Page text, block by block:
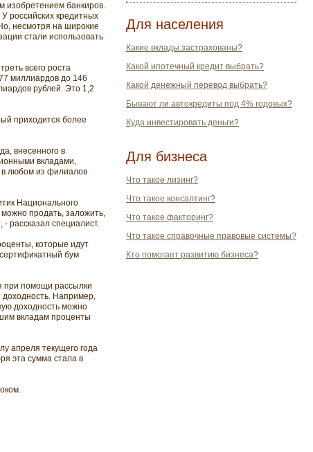
изобретением банкиров.
российских кредитных
несмотря на широкие
стали использовать
всего роста
миллиардов до 146
рублей. Это 1,2
приходится более
внесенного в
вкладами,
в любом из филиалов
Национального
продать, заложить,
рассказал специалист.
которые идут
бум
при помощи рассылки
доходность. Например,
доходность можно
вкладам проценты
апреля текущего года
эта сумма стала в
Для населения
Какие вклады застрахованы?
Какой ипотечный кредит выбрать?
Какой денежный перевод выбрать?
Бывают ли автокредиты под 4% годовых?
Куда инвестировать деньги?
Для бизнеса
Что такое лизинг?
Что такое консалтинг?
Что такое факторинг?
Что такое справочные правовые системы?
Кто помогает развитию бизнеса?